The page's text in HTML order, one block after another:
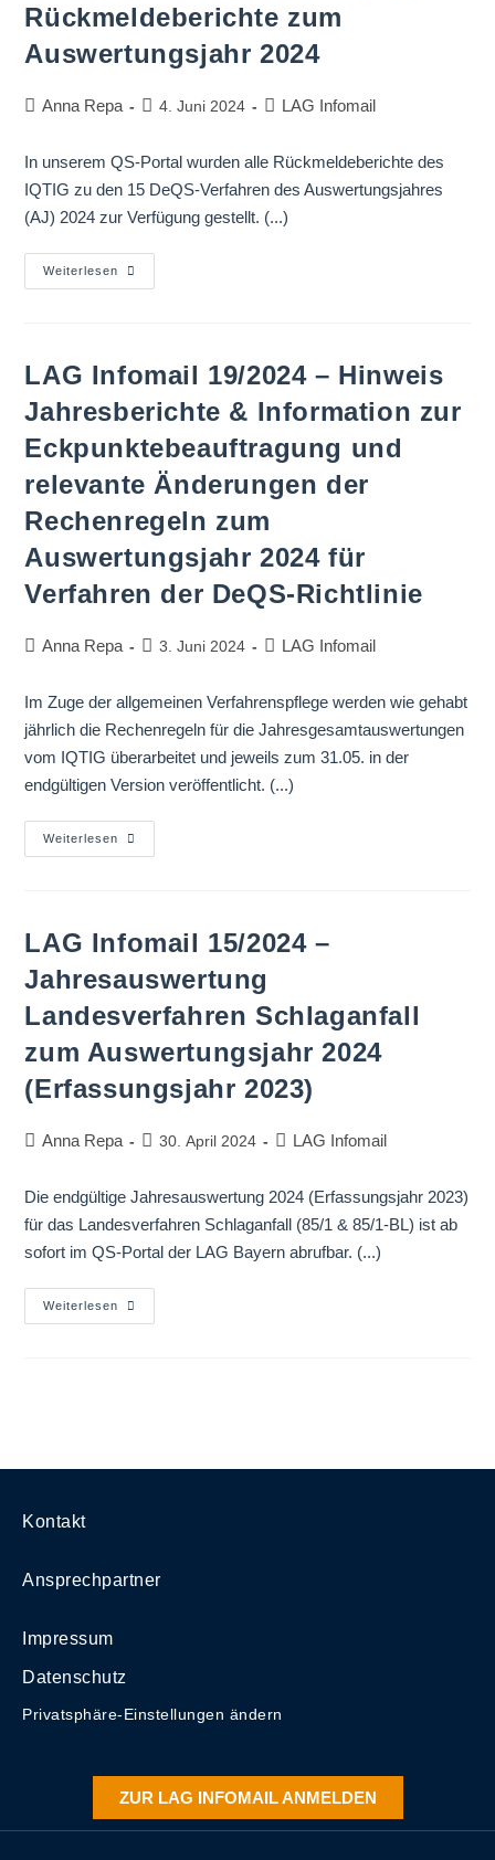
Rückmeldeberichte zum
Auswertungsjahr 2024
Anna Repa 4. Juni 2024 LAG Infomail
In unserem QS-Portal wurden alle Rückmeldeberichte des
IQTIG zu den 15 DeQS-Verfahren des Auswertungsjahres
(AJ) 2024 zur Verfügung gestellt. (...)
Weiterlesen
LAG Infomail 19/2024 – Hinweis
Jahresberichte & Information zur
Eckpunktebeauftragung und
relevante Änderungen der
Rechenregeln zum
Auswertungsjahr 2024 für
Verfahren der DeQS-Richtlinie
Anna Repa 3. Juni 2024 LAG Infomail
Im Zuge der allgemeinen Verfahrenspflege werden wie gehabt
jährlich die Rechenregeln für die Jahresgesamtauswertungen
vom IQTIG überarbeitet und jeweils zum 31.05. in der
endgültigen Version veröffentlicht. (...)
Weiterlesen
LAG Infomail 15/2024 –
Jahresauswertung
Landesverfahren Schlaganfall
zum Auswertungsjahr 2024
(Erfassungsjahr 2023)
Anna Repa 30. April 2024 LAG Infomail
Die endgültige Jahresauswertung 2024 (Erfassungsjahr 2023)
für das Landesverfahren Schlaganfall (85/1 & 85/1-BL) ist ab
sofort im QS-Portal der LAG Bayern abrufbar. (...)
Weiterlesen
Kontakt
Ansprechpartner
Impressum
Datenschutz
Privatsphäre-Einstellungen ändern
ZUR LAG INFOMAIL ANMELDEN